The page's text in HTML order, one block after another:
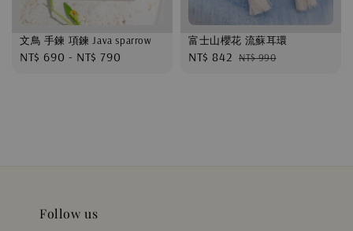
文鳥 手鍊 項鍊 Java sparrow
Regular
NT$ 690 - NT$ 790
富士山櫻花 流蘇耳環
Sale
NT$ 842 Regular
NT$ 990
Follow us